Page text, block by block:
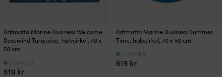
Båtmatta Marine Business Welcome
Rosewind Turquoise, halvcirkel, 70 x
50 cm
619 kr
5 I LAGER
Båtmatta Marine Business Summer
Time, halvcirkel, 70 x 50 cm
619 kr
1 I LAGER